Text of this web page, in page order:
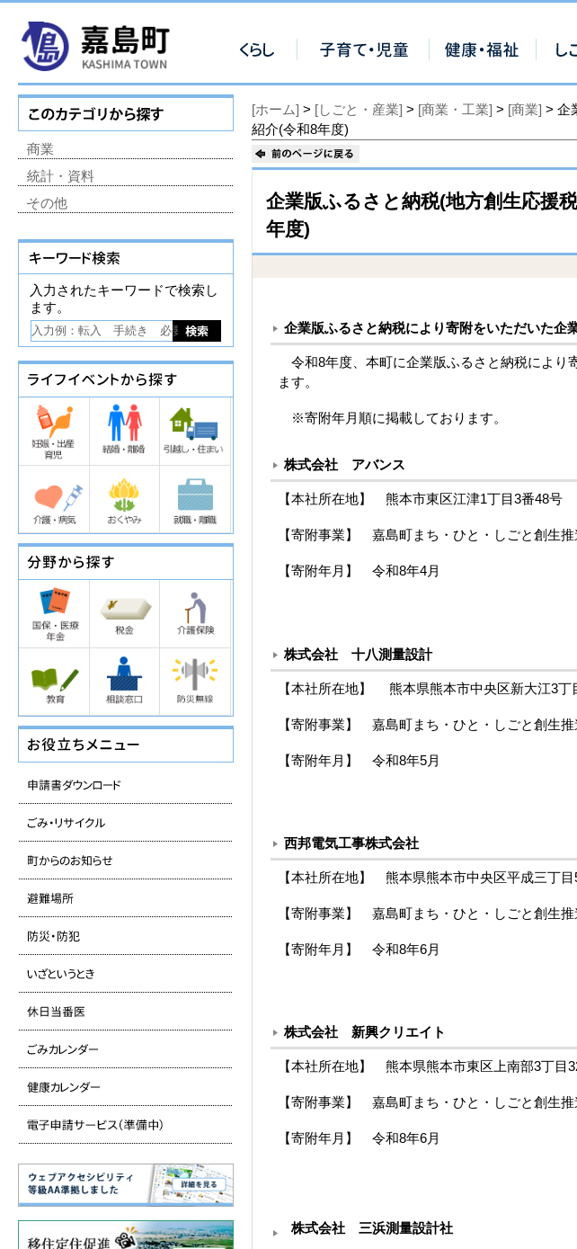
[ホーム] > [しごと・産業] > [商業・工業] > [商業] > 企
紹介(令和8年度)
企業版ふるさと納税(地方創生応援
年度)
企業版ふるさと納税により寄附をいただいた企
令和8年度、本町に企業版ふるさと納税により
ます。
※寄附年月順に掲載しております。
株式会社 アバンス
【本社所在地】 熊本市東区江津1丁目3番48号
【寄附事業】 嘉島町まち・ひと・しごと創生推
【寄附年月】 令和8年4月
株式会社 十八測量設計
【本社所在地】 熊本県熊本市中央区新大江3丁
【寄附事業】 嘉島町まち・ひと・しごと創生推
【寄附年月】 令和8年5月
西邦電気工事株式会社
【本社所在地】 熊本県熊本市中央区平成三丁目
【寄附事業】 嘉島町まち・ひと・しごと創生推
【寄附年月】 令和8年6月
株式会社 新興クリエイト
【本社所在地】 熊本県熊本市東区上南部3丁目
【寄附事業】 嘉島町まち・ひと・しごと創生推
【寄附年月】 令和8年6月
株式会社 三浜測量設計社
商業
統計・資料
その他
入力されたキーワードで検索し
ます。